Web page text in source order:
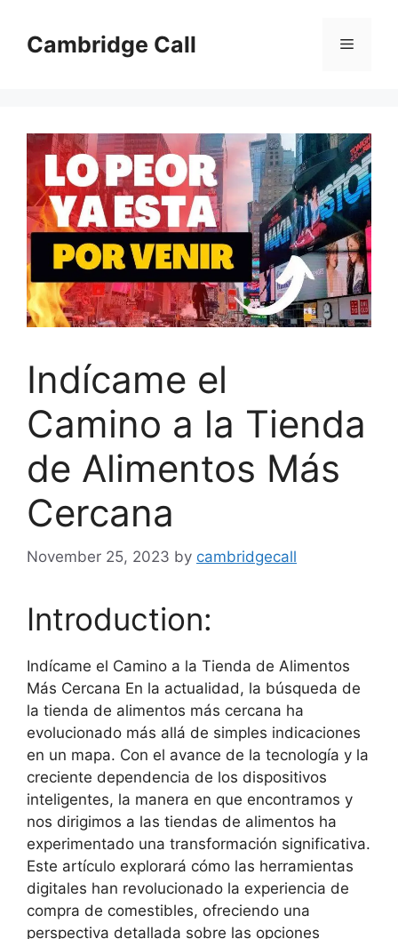
contentCambridge Call Menu
Indícame el
Camino a la Tienda
de Alimentos Más
Cercana
November 25, 2023 by cambridgecall
Introduction:
Indícame el Camino a la Tienda de Alimentos
Más Cercana En la actualidad, la búsqueda de
la tienda de alimentos más cercana ha
evolucionado más allá de simples indicaciones
en un mapa. Con el avance de la tecnología y la
creciente dependencia de los dispositivos
inteligentes, la manera en que encontramos y
nos dirigimos a las tiendas de alimentos ha
experimentado una transformación significativa.
Este artículo explorará cómo las herramientas
digitales han revolucionado la experiencia de
compra de comestibles, ofreciendo una
perspectiva detallada sobre las opciones